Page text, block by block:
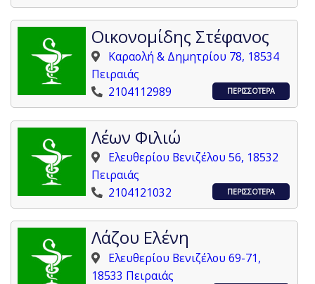
Οικονομίδης Στέφανος
Καραολή & Δημητρίου 78, 18534
Πειραιάς
2104112989
ΠΕΡΙΣΣΟΤΕΡΑ
Λέων Φιλιώ
Ελευθερίου Βενιζέλου 56, 18532
Πειραιάς
2104121032
ΠΕΡΙΣΣΟΤΕΡΑ
Λάζου Ελένη
Ελευθερίου Βενιζέλου 69-71,
18533 Πειραιάς